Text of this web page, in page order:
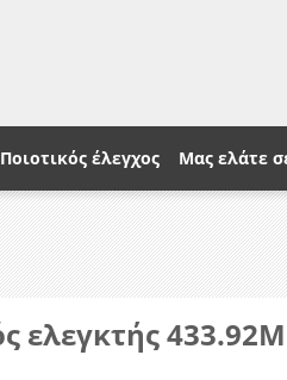
Ποιοτικός έλεγχος Μας ελάτε
ελεγκτής